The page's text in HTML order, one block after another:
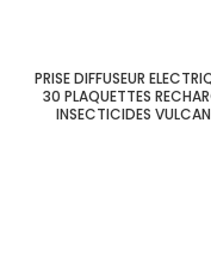
PRISE DIFFUSEUR
30 PLAQUETTES
INSECTICIDES